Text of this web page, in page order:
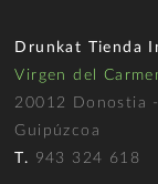
Drunkat Tienda
Virgen del
20012 Donostia
Guipúzcoa
T. 943 324 618